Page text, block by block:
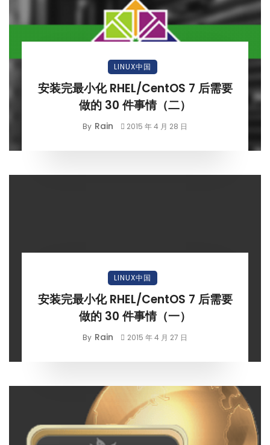
LINUX中国
安装完最小化 RHEL/CentOS 7 后需要
做的 30 件事情（二）
By Rain 2015 年 4 月 28 日
LINUX中国
安装完最小化 RHEL/CentOS 7 后需要
做的 30 件事情（一）
By Rain 2015 年 4 月 27 日